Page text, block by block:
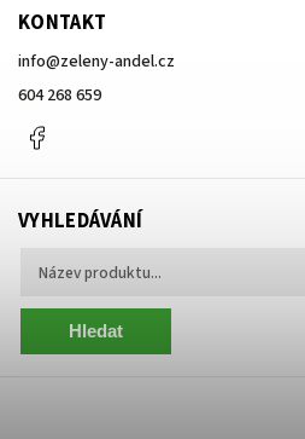
KONTAKT
info@zeleny-andel.cz
604 268 659
VYHLEDÁVÁNÍ
Hledat